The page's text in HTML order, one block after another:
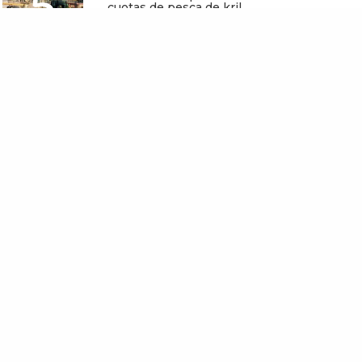
cuotas de pesca de kril